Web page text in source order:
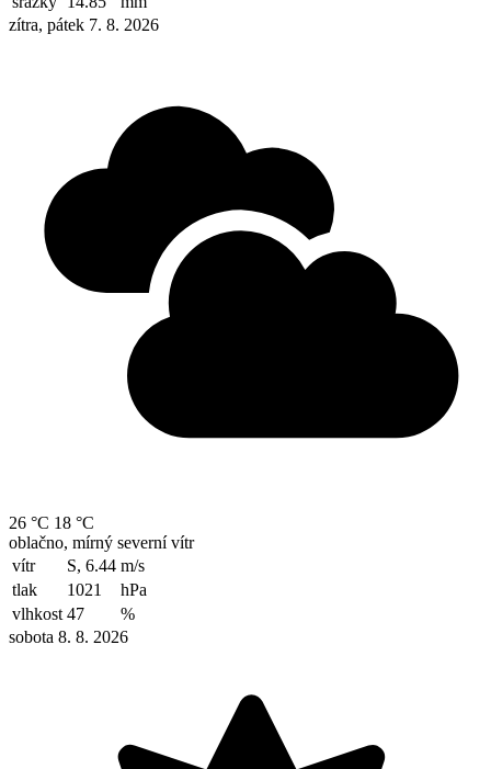
zítra, pátek 7. 8. 2026
26 °C 18 °C
oblačno, mírný severní vítr
vítr
S, 6.44 m/s
tlak
1021
hPa
vlhkost 47
%
sobota 8. 8. 2026